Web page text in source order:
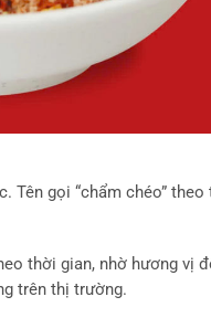
Tên gọi “chẩm chéo” theo
thời gian, nhờ hương vị
trên thị trường.